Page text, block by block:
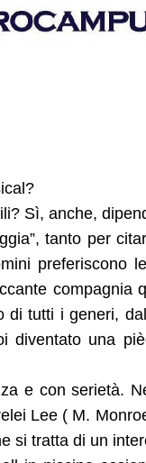
Sì, anche,
tanto per
preferiscono
compagnia
tutti i generi,
una
e con serietà.
Lee ( M.
si tratta di un